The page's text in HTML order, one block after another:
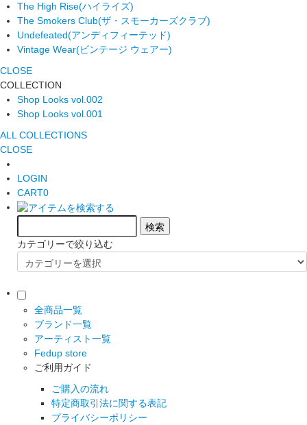
The High Rise(ハイライズ)
The Smokers Club(ザ・スモーカーズクラブ)
Undefeated(アンディフィーテッド)
Vintage Wear(ビンテージ ウェアー)
CLOSE
COLLECTION
Shop Looks vol.002
Shop Looks vol.001
ALL COLLECTIONS
CLOSE
LOGIN
CART0
カテゴリーで絞り込む
全商品一覧
ブランド一覧
アーティスト一覧
Fedup store
ご利用ガイド
ご購入の流れ
特定商取引法に関する表記
プライバシーポリシー